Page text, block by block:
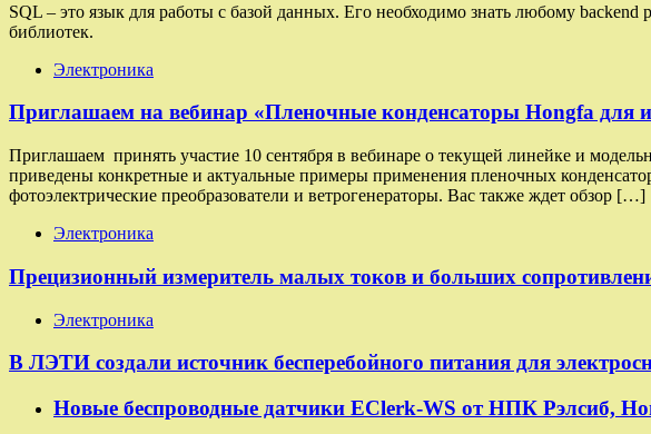
SQL – это язык для работы с базой данных. Его необходимо знать любому
библиотек.
Электроника
Приглашаем на вебинар «Пленочные конденсаторы Hongfa для
Приглашаем принять участие 10 сентября в вебинаре о текущей линейке и
приведены конкретные и актуальные примеры применения пленочных
фотоэлектрические преобразователи и ветрогенераторы. Вас также ждет обзор […]
Электроника
Прецизионный измеритель малых токов и больших
Электроника
В ЛЭТИ создали источник бесперебойного питания для
Новые беспроводные датчики EClerk-WS от НПК Рэлсиб,